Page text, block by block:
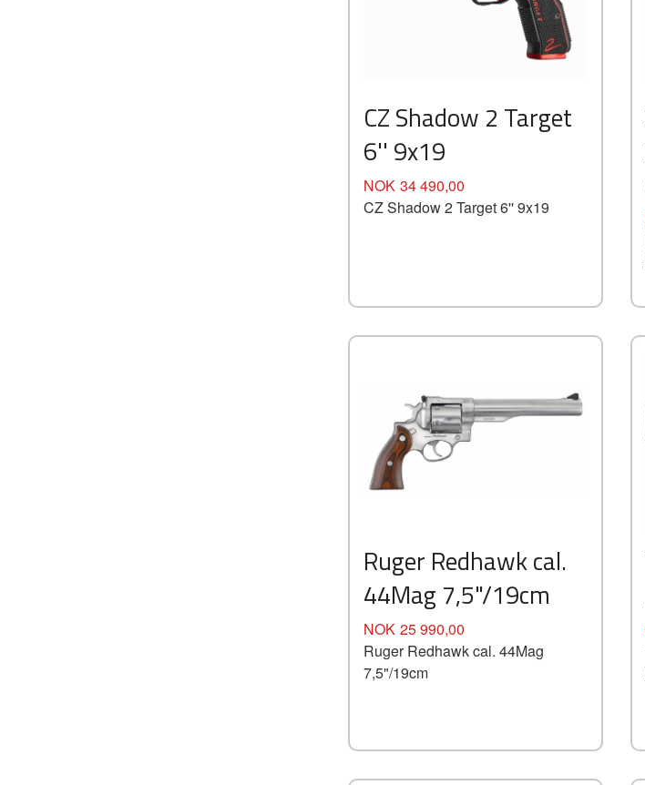
CZ Shadow 2 Target
6'' 9x19
Pris
NOK 34 490,00
CZ Shadow 2 Target 6'' 9x19
Ruger Redhawk cal.
44Mag 7,5"/19cm
Pris
NOK 25 990,00
Ruger Redhawk cal. 44Mag
7,5"/19cm